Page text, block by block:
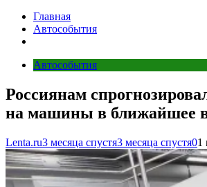
Главная
Автособытия
Автособытия
Россиянам
на машины в ближайшее
Lenta.ru3 месяца спустя3 месяца спустя01